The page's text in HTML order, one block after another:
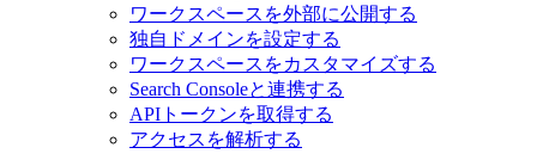
ワークスペースを外部に公開する
独自ドメインを設定する
ワークスペースをカスタマイズする
Search Consoleと連携する
APIトークンを取得する
アクセスを解析する